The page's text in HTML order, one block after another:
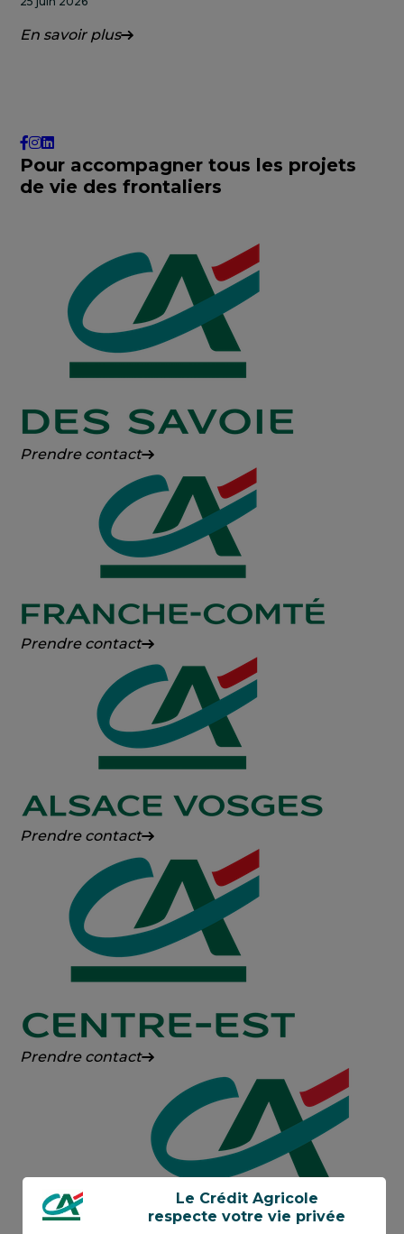
En savoir plus
Pour accompagner tous les projets
de vie des frontaliers
Crédit
Prendre contact
Crédit
Prendre contact
Crédit
Vosges
Prendre contact
Crédit
Prendre contact
Le Crédit Agricole
respecte votre vie privée